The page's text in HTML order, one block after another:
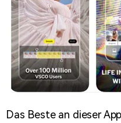
Das Beste an dieser